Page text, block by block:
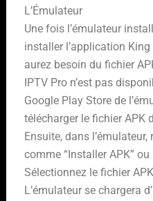
L’Émulateur
Une fois l’émulateur
installer l’application
aurez besoin du fichier
IPTV Pro n’est pas
Google Play Store de
télécharger le fichier APK
Ensuite, dans
comme “Installer APK”
Sélectionnez le fichier
L’émulateur se chargera